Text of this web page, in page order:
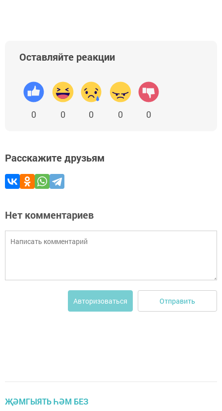
Оставляйте реакции
0 0 0 0 0
Расскажите друзьям
Нет комментариев
Авторизоваться Отправить
ҖӘМГЫЯТЬ ҺӘМ БЕЗ